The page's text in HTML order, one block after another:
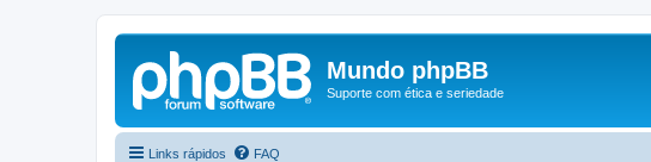
Mundo phpBB
Suporte com ética e seriedade
Links rápidos FAQ